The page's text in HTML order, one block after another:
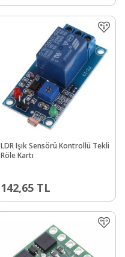
LDR Işık Sensörü Kontrollü Tekli
Röle Kartı
142,65 TL